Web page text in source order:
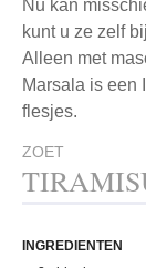
Nu kan
kunt u ze zelf
Alleen met
Marsala is een
flesjes.
ZOET
INGREDIENTEN